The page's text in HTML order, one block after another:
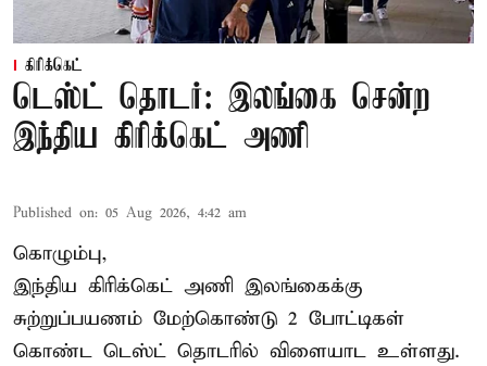
கிரிக்கெட்
டெஸ்ட் தொடர்: இலங்கை சென்ற
இந்திய கிரிக்கெட் அணி
Published on: 05 Aug 2026, 4:42 am
கொழும்பு,
இந்திய கிரிக்கெட் அணி இலங்கைக்கு
சுற்றுப்பயணம் மேற்கொண்டு 2 போட்டிகள்
கொண்ட டெஸ்ட் தொடரில் விளையாட உள்ளது.